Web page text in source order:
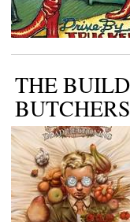
THE